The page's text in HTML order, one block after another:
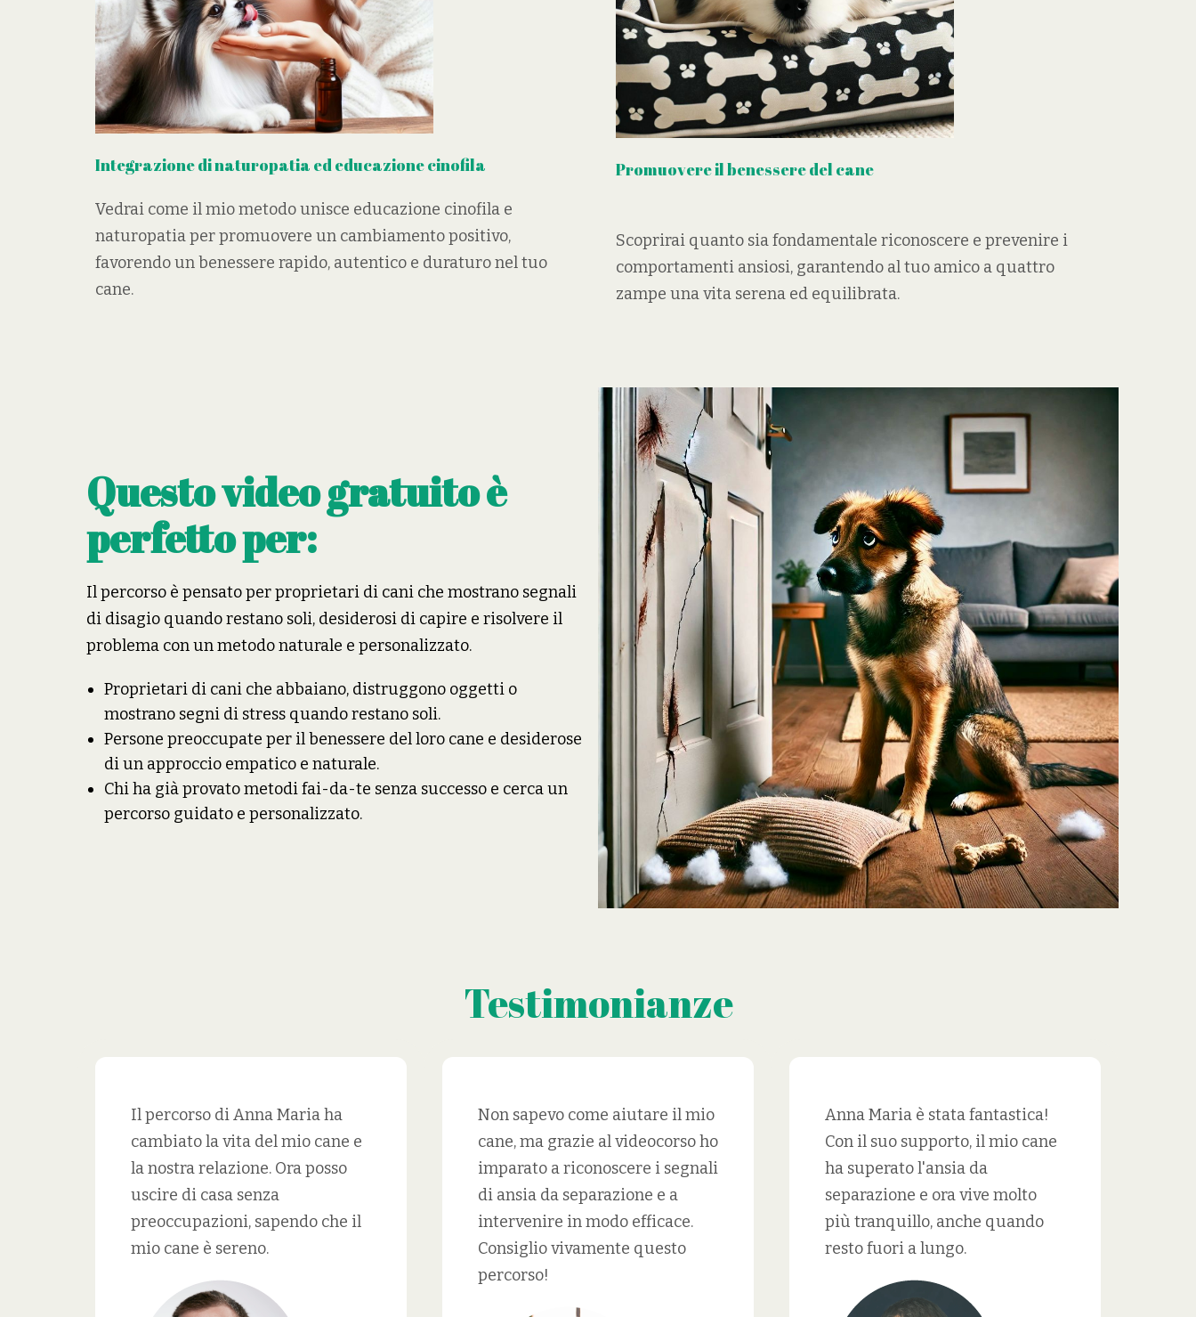
Integrazione di naturopatia ed educazione cinofila
Vedrai come il mio metodo unisce educazione cinofila e
naturopatia per promuovere un cambiamento positivo,
favorendo un benessere rapido, autentico e duraturo nel tuo
cane.
Promuovere il benessere del cane
Scoprirai quanto sia fondamentale riconoscere e prevenire i
comportamenti ansiosi, garantendo al tuo amico a quattro
zampe una vita serena ed equilibrata.
Questo video gratuito è
perfetto per:
Il percorso è pensato per proprietari di cani che mostrano segnali
di disagio quando restano soli, desiderosi di capire e risolvere il
problema con un metodo naturale e personalizzato.
Proprietari di cani che abbaiano, distruggono oggetti o
mostrano segni di stress quando restano soli.
Persone preoccupate per il benessere del loro cane e desiderose
di un approccio empatico e naturale.
Chi ha già provato metodi fai-da-te senza successo e cerca un
percorso guidato e personalizzato.
Testimonianze
Il percorso di Anna Maria ha
cambiato la vita del mio cane e
la nostra relazione. Ora posso
uscire di casa senza
preoccupazioni, sapendo che il
mio cane è sereno.
Non sapevo come aiutare il mio
cane, ma grazie al videocorso ho
imparato a riconoscere i segnali
di ansia da separazione e a
intervenire in modo efficace.
Consiglio vivamente questo
percorso!
Anna Maria è stata fantastica!
Con il suo supporto, il mio cane
ha superato l'ansia da
separazione e ora vive molto
più tranquillo, anche quando
resto fuori a lungo.